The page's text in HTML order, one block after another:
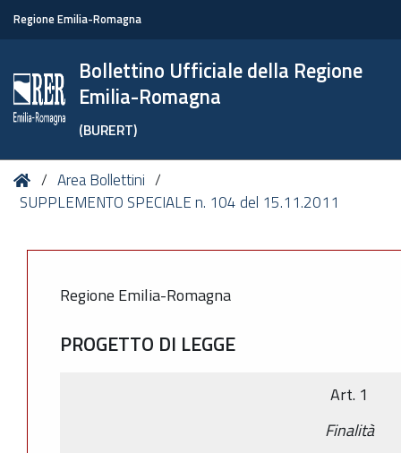
Regione Emilia-Romagna
Bollettino Ufficiale della Regione
Emilia-Romagna
(BURERT)
Tu
sei
HomeArea Bollettini
SUPPLEMENTO SPECIALE n. 104 del 15.11.2011
Regione Emilia-Romagna
PROGETTO DI LEGGE
Art. 1
Finalità